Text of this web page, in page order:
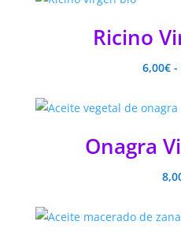
Ricino
6,00€ -
Onagra